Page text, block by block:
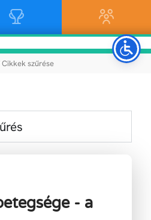
szűrése
- a